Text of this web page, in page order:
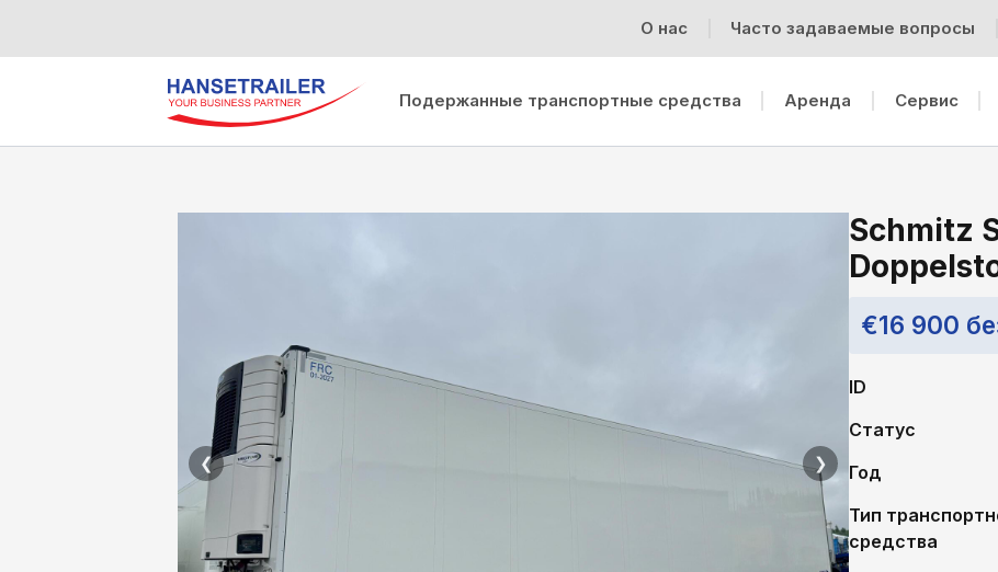
О нас Часто задаваемые вопросы
Подержанные транспортные средства Аренда Cервис
❮ ❯
Schmitz
€16 900
ID
Статус
Год
Тип
средства